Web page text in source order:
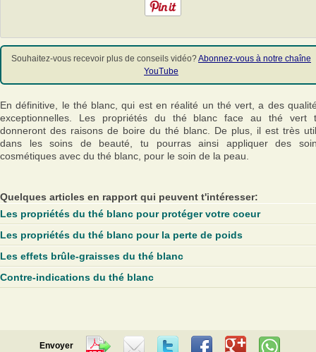
Souhaitez-vous recevoir plus de conseils vidéo?Abonnez-vous à notre chaîne
YouTube
En définitive, le thé blanc, qui est en réalité un thé vert, a des
exceptionnelles. Les propriétés du thé blanc face au thé vert
donneront des raisons de boire du thé blanc. De plus, il est très
dans les soins de beauté, tu pourras ainsi appliquer des
cosmétiques avec du thé blanc, pour le soin de la peau.
Quelques articles en rapport qui peuvent t'intéresser:
Les propriétés du thé blanc pour protéger votre coeur
Les propriétés du thé blanc pour la perte de poids
Les effets brûle-graisses du thé blanc
Contre-indications du thé blanc
Envoyer